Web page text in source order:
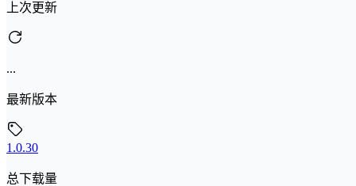
上次更新
...
最新版本
1.0.30
总下载量